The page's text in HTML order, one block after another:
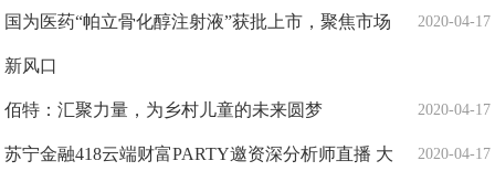
2020-04-17
国为医药“帕立骨化醇注射液”获批上市，聚焦市场
新风口
2020-04-17
佰特：汇聚力量，为乡村儿童的未来圆梦
2020-04-17
苏宁金融418云端财富PARTY邀资深分析师直播 大